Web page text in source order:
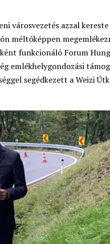
városvezetés azzal
méltóképpen
funkcionáló Forum
emlékhelygondozási
segédkezett a Weizi